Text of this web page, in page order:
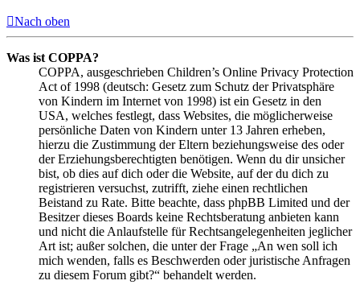
Nach oben
Was ist COPPA?
COPPA, ausgeschrieben Children’s Online Privacy Protection
Act of 1998 (deutsch: Gesetz zum Schutz der Privatsphäre
von Kindern im Internet von 1998) ist ein Gesetz in den
USA, welches festlegt, dass Websites, die möglicherweise
persönliche Daten von Kindern unter 13 Jahren erheben,
hierzu die Zustimmung der Eltern beziehungsweise des oder
der Erziehungsberechtigten benötigen. Wenn du dir unsicher
bist, ob dies auf dich oder die Website, auf der du dich zu
registrieren versuchst, zutrifft, ziehe einen rechtlichen
Beistand zu Rate. Bitte beachte, dass phpBB Limited und der
Besitzer dieses Boards keine Rechtsberatung anbieten kann
und nicht die Anlaufstelle für Rechtsangelegenheiten jeglicher
Art ist; außer solchen, die unter der Frage „An wen soll ich
mich wenden, falls es Beschwerden oder juristische Anfragen
zu diesem Forum gibt?“ behandelt werden.